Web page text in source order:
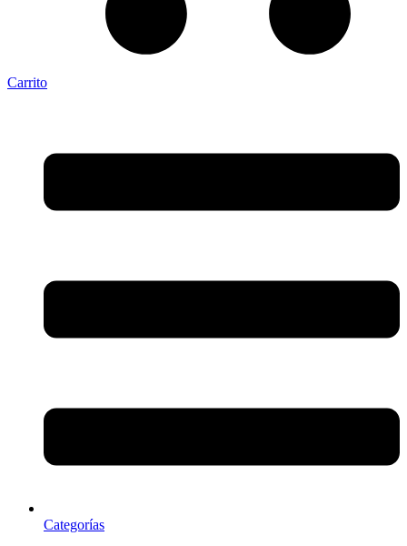
Carrito
Categorías